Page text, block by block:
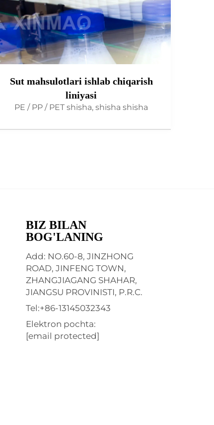
Sut mahsulotlari ishlab chiqarish
liniyasi
PE / PP / PET shisha, shisha shisha
BIZ BILAN
BOG'LANING
Add: NO.60-8, JINZHONG
ROAD, JINFENG TOWN,
ZHANGJIAGANG SHAHAR,
JIANGSU PROVINISTI, P.R.C.
Tel:+86-13145032343
Elektron pochta:
[email protected]